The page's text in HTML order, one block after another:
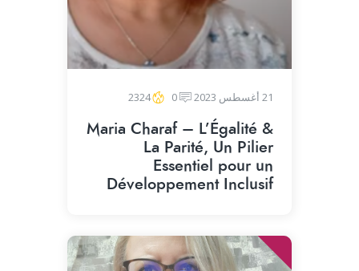
21 أغسطس 2023 0
2324
Maria Charaf – L’Égalité &
La Parité, Un Pilier
Essentiel pour un
Développement Inclusif